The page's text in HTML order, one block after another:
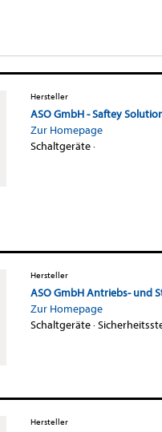
Hersteller
ASO GmbH - Saftey
Zur Homepage
Schaltgeräte·
Hersteller
ASO GmbH Antriebs- und
Zur Homepage
Schaltgeräte·
Hersteller